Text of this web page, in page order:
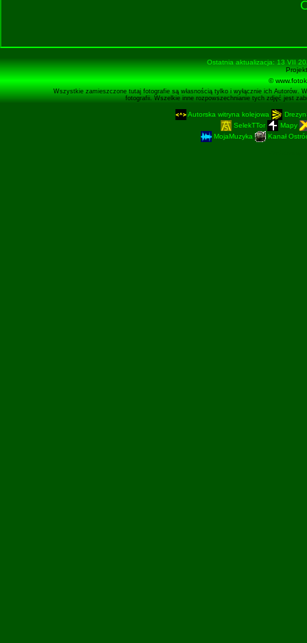
Ostatnia aktualizacja: 13 VII
©
Wszystkie zamieszczone tutaj fotografie są własnością tylko i wyłącznie ich
fotografii. Wszelkie inne rozpowszechnianie tych zdjęć jest
Autorska witryna kolejowa
SelekTTor
Mapy
MojaMuzyka
Kanał